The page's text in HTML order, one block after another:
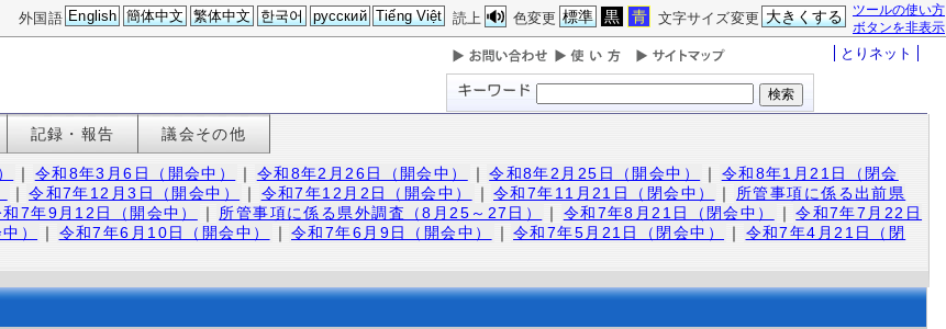
ツールの使い方
ボタンを非表示
文字サイズ変更 大きくする
色変更 標準 黒 青
読上
外国語 English 簡体中文 繁体中文 한국어 русский Tiếng Việt
とりネット
記録・報告 議会その他
｜ 令和8年3月6日（開会中） ｜ 令和8年2月26日（開会中） ｜ 令和8年2月25日（開会中） ｜
令和8年1月21日（閉会
｜ 令和7年12月3日（開会中） ｜ 令和7年12月2日（開会中） ｜ 令和7年11月21日（閉会中） ｜
所管事項に係る出前県
和7年9月12日（開会中） ｜ 所管事項に係る県外調査（8月25～27日） ｜ 令和7年8月21日（閉会中） ｜ 令和7年7月22日
） ｜ 令和7年6月10日（開会中） ｜ 令和7年6月9日（開会中） ｜ 令和7年5月21日（閉会中） ｜
令和7年4月21日（閉